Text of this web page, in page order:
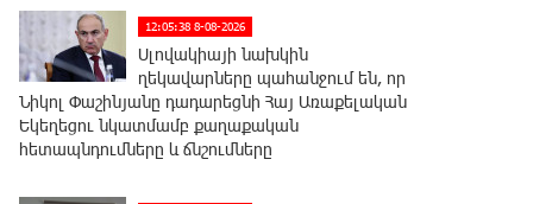
12:05:38 8-08-2026
Սլովակիայի նախկին
ղեկավարները պահանջում են, որ
Նիկոլ Փաշինյանը դադարեցնի Հայ Առաքելական
Եկեղեցու նկատմամբ քաղաքական
հետապնդումները և ճնշումները